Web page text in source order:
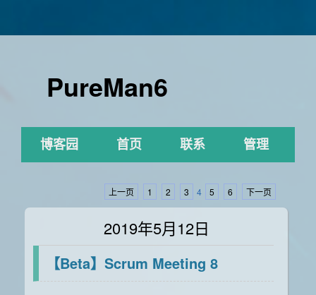
PureMan6
博客园 首页 联系 管理
上一页 1 2 3 4 5 6 下一页
2019年5月12日
【Beta】Scrum Meeting 8